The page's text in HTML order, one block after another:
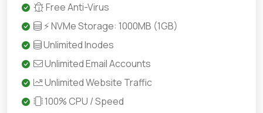
Free Anti-Virus
⚡ NVMe Storage: 1000MB (1GB)
Unlimited Inodes
Unlimited Email Accounts
Unlimited Website Traffic
100% CPU / Speed